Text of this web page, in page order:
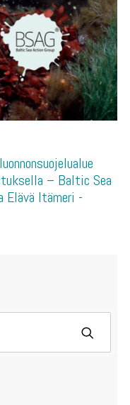
– Baltic Sea
Elävä Itämeri -